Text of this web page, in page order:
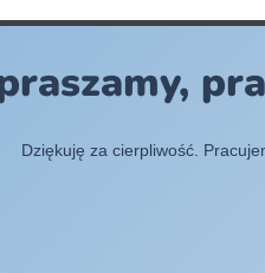
Dziękuję za cierpliwość.